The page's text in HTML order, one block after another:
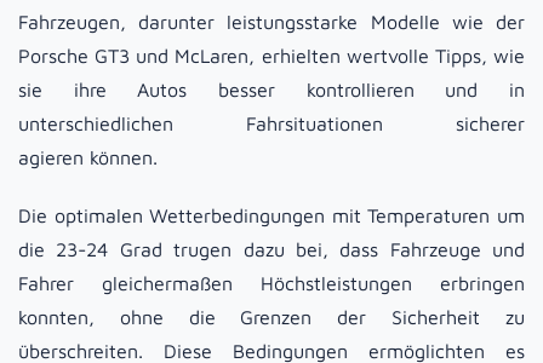
Fahrzeugen, darunter leistungsstarke Modelle wie der
Porsche GT3 und McLaren, erhielten wertvolle Tipps, wie
sie ihre Autos besser kontrollieren und in
unterschiedlichen Fahrsituationen sicherer
agieren können.
Die optimalen Wetterbedingungen mit Temperaturen um
die 23-24 Grad trugen dazu bei, dass Fahrzeuge und
Fahrer gleichermaßen Höchstleistungen erbringen
konnten, ohne die Grenzen der Sicherheit zu
überschreiten. Diese Bedingungen ermöglichten es